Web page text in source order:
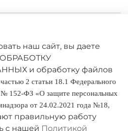
наш сайт, вы даете
ОБРАБОТКУ
и обработку файлов
2 статьи 18.1 Федерального
№ 152-ФЗ «О защите персональных
от 24.02.2021 года №18,
правильную работу
с нашей Политикой